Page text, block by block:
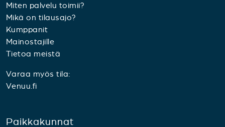
Miten palvelu toimii?
Mikä on tilausajo?
Kumppanit
Mainostajille
Tietoa meistä
Varaa myös tila:
Venuu.fi
Paikkakunnat